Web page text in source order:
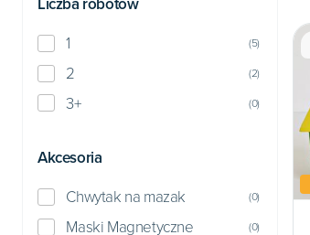
Liczba robotów
1 (5)
2 (2)
3+ (0)
Akcesoria
Chwytak na mazak (0)
Maski Magnetyczne (0)